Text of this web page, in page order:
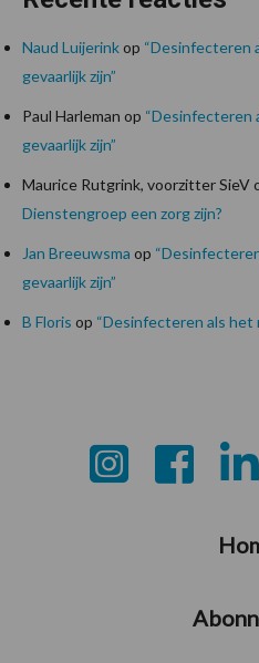
Naud Luijerinkop “Desinfecteren
gevaarlijk zijn”
Paul Harleman op “Desinfecteren
gevaarlijk zijn”
Maurice Rutgrink, voorzitter SieV
Dienstengroep een zorg zijn?
Jan Breeuwsma op
gevaarlijk zijn”
B Floris op “Desinfecteren als het